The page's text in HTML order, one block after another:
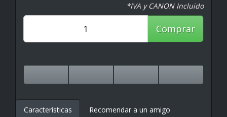
*IVA y CANON Incluido
Comprar
Características Recomendar a un amigo